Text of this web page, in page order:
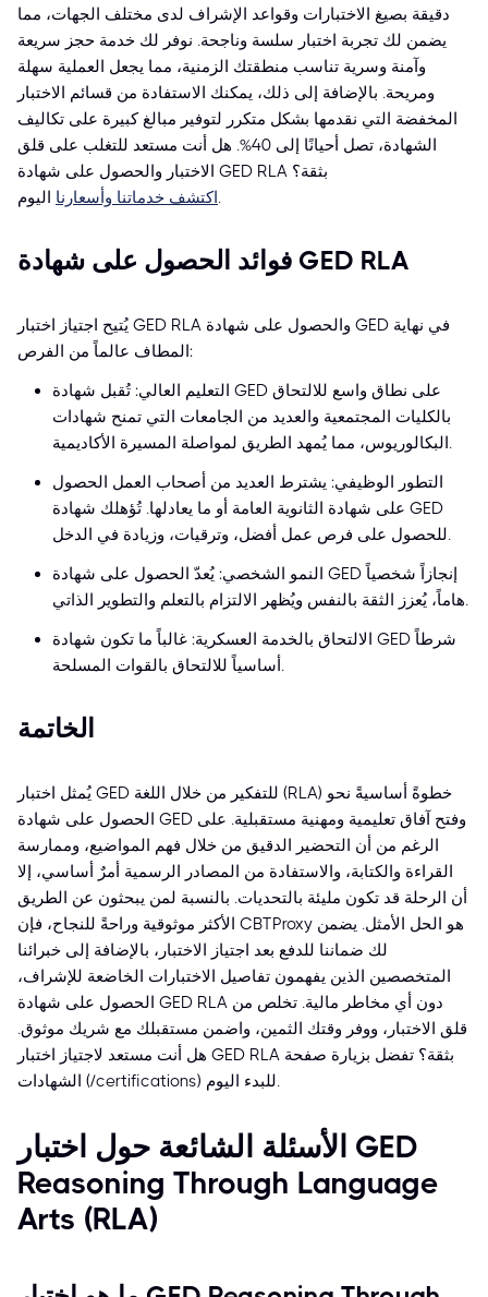
دقيقة بصيغ الاختبارات وقواعد الإشراف لدى مختلف الجهات، مما
يضمن لك تجربة اختبار سلسة وناجحة. نوفر لك خدمة حجز سريعة
وآمنة وسرية تناسب منطقتك الزمنية، مما يجعل العملية سهلة
ومريحة. بالإضافة إلى ذلك، يمكنك الاستفادة من قسائم الاختبار
المخفضة التي نقدمها بشكل متكرر لتوفير مبالغ كبيرة على تكاليف
الشهادة، تصل أحيانًا إلى 40%. هل أنت مستعد للتغلب على قلق
الاختبار والحصول على شهادة GED RLA بثقة؟
اكتشف خدماتنا وأسعارنااليوم.
فوائد الحصول على شهادة GED RLA
يُتيح اجتياز اختبار GED RLA والحصول على شهادة GED في نهاية
المطاف عالماً من الفرص:
التعليم العالي: تُقبل شهادة GED على نطاق واسع للالتحاق
بالكليات المجتمعية والعديد من الجامعات التي تمنح شهادات
البكالوريوس، مما يُمهد الطريق لمواصلة المسيرة الأكاديمية.
التطور الوظيفي: يشترط العديد من أصحاب العمل الحصول
على شهادة الثانوية العامة أو ما يعادلها. تُؤهلك شهادة GED
للحصول على فرص عمل أفضل، وترقيات، وزيادة في الدخل.
النمو الشخصي: يُعدّ الحصول على شهادة GED إنجازاً شخصياً
هاماً، يُعزز الثقة بالنفس ويُظهر الالتزام بالتعلم والتطوير الذاتي.
الالتحاق بالخدمة العسكرية: غالباً ما تكون شهادة GED شرطاً
أساسياً للالتحاق بالقوات المسلحة.
الخاتمة
يُمثل اختبار GED للتفكير من خلال اللغة (RLA) خطوةً أساسيةً نحو
الحصول على شهادة GED وفتح آفاق تعليمية ومهنية مستقبلية. على
الرغم من أن التحضير الدقيق من خلال فهم المواضيع، وممارسة
القراءة والكتابة، والاستفادة من المصادر الرسمية أمرٌ أساسي، إلا
أن الرحلة قد تكون مليئة بالتحديات. بالنسبة لمن يبحثون عن الطريق
الأكثر موثوقية وراحةً للنجاح، فإن CBTProxy هو الحل الأمثل. يضمن
لك ضماننا للدفع بعد اجتياز الاختبار، بالإضافة إلى خبرائنا
المتخصصين الذين يفهمون تفاصيل الاختبارات الخاضعة للإشراف،
الحصول على شهادة GED RLA دون أي مخاطر مالية. تخلص من
قلق الاختبار، ووفر وقتك الثمين، واضمن مستقبلك مع شريك موثوق.
هل أنت مستعد لاجتياز اختبار GED RLA بثقة؟ تفضل بزيارة صفحة
الشهادات (/certifications) للبدء اليوم.
الأسئلة الشائعة حول اختبار GED
Reasoning Through Language
Arts (RLA)